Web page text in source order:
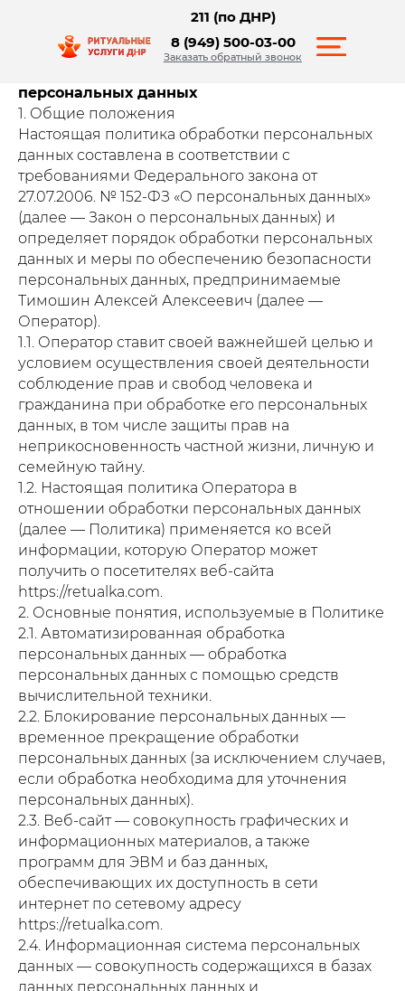
211 (по ДНР)
Заказать обратный звонок
персональных данных
1. Общие положения
Настоящая политика обработки персональных
данных составлена в соответствии с
требованиями Федерального закона от
27.07.2006. № 152-ФЗ «О персональных данных»
(далее — Закон о персональных данных) и
определяет порядок обработки персональных
данных и меры по обеспечению безопасности
персональных данных, предпринимаемые
Тимошин Алексей Алексеевич (далее —
Оператор).
1.1. Оператор ставит своей важнейшей целью и
условием осуществления своей деятельности
соблюдение прав и свобод человека и
гражданина при обработке его персональных
данных, в том числе защиты прав на
неприкосновенность частной жизни, личную и
семейную тайну.
1.2. Настоящая политика Оператора в
отношении обработки персональных данных
(далее — Политика) применяется ко всей
информации, которую Оператор может
получить о посетителях веб-сайта
https://retualka.com.
2. Основные понятия, используемые в Политике
2.1. Автоматизированная обработка
персональных данных — обработка
персональных данных с помощью средств
вычислительной техники.
2.2. Блокирование персональных данных —
временное прекращение обработки
персональных данных (за исключением случаев,
если обработка необходима для уточнения
персональных данных).
2.3. Веб-сайт — совокупность графических и
информационных материалов, а также
программ для ЭВМ и баз данных,
обеспечивающих их доступность в сети
интернет по сетевому адресу
https://retualka.com.
2.4. Информационная система персональных
данных — совокупность содержащихся в базах
данных персональных данных и